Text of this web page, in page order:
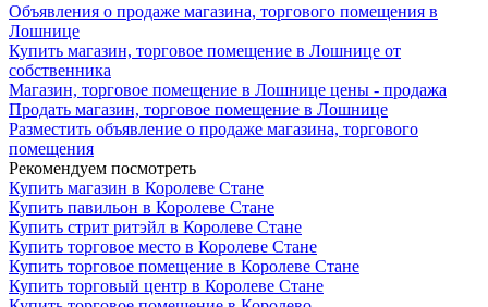
Объявления о продаже магазина, торгового помещения в
Лошнице
Купить магазин, торговое помещение в Лошнице от
собственника
Магазин, торговое помещение в Лошнице цены - продажа
Продать магазин, торговое помещение в Лошнице
Разместить объявление о продаже магазина, торгового
помещения
Рекомендуем посмотреть
Купить магазин в Королеве Стане
Купить павильон в Королеве Стане
Купить стрит ритэйл в Королеве Стане
Купить торговое место в Королеве Стане
Купить торговое помещение в Королеве Стане
Купить торговый центр в Королеве Стане